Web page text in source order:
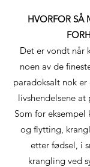
HVORFOR SÅ
Det er vondt når
noen av de
paradoksalt nok
livshendelsene at
Som for eksempel
og flytting,
etter fødsel, i
krangling ved